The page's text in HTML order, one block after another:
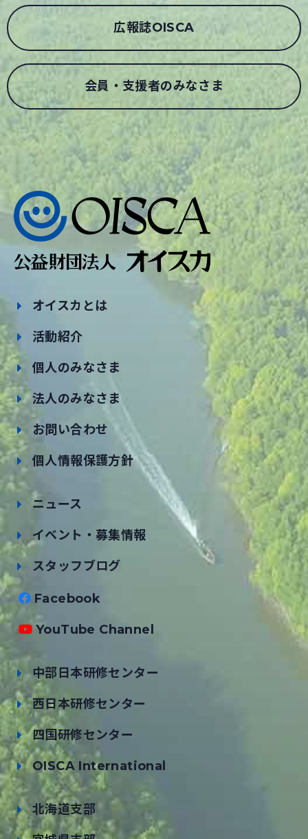
広報誌OISCA
会員・支援者のみなさま
オイスカとは
活動紹介
個人のみなさま
法人のみなさま
お問い合わせ
個人情報保護方針
ニュース
イベント・募集情報
スタッフブログ
Facebook
YouTube Channel
中部日本研修センター
西日本研修センター
四国研修センター
OISCA International
北海道支部